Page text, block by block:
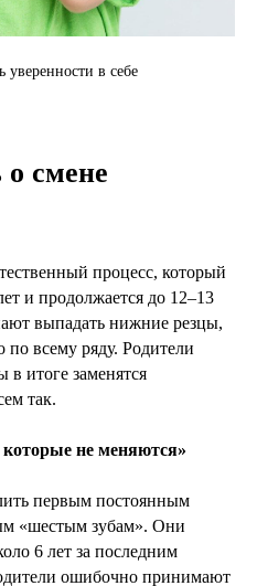
уверенности в себе
смене
процесс, который
и продолжается до 12–13
выпадать нижние резцы,
по всему ряду. Родители
в итоге заменятся
так.
не меняются»
первым постоянным
«шестым зубам». Они
6 лет за последним
ошибочно принимают